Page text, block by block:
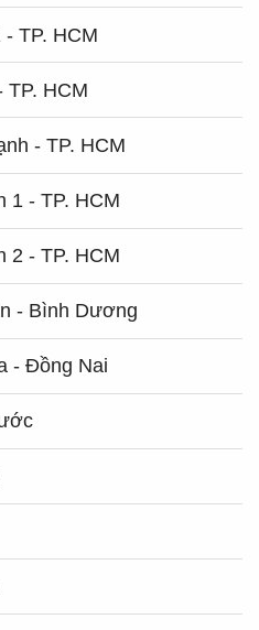
TP. HCM
TP. HCM
- TP. HCM
1 - TP. HCM
2 - TP. HCM
- Bình Dương
- Đồng Nai